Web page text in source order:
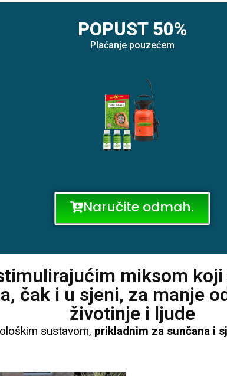
POPUST 50%
Plaćanje pouzećem
Naručite odmah.
miksom koji
čak i u sjeni, za manje
životinje i ljude
sustavom, prikladnim za sunčana i